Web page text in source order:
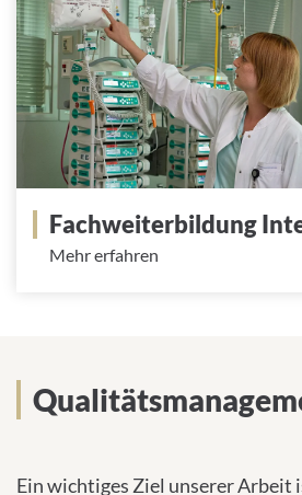
Fachweiterbildung
Mehr erfahren
Ein wichtiges Ziel unserer Arbeit